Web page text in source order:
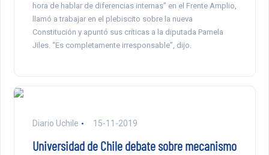
hora de hablar de diferencias internas” en el Frente Amplio,
llamó a trabajar en el plebiscito sobre la nueva
Constitución y apuntó sus críticas a la diputada Pamela
Jiles. “Es completamente irresponsable”, dijo.
Diario Uchile 15-11-2019
Universidad de Chile debate sobre mecanismo